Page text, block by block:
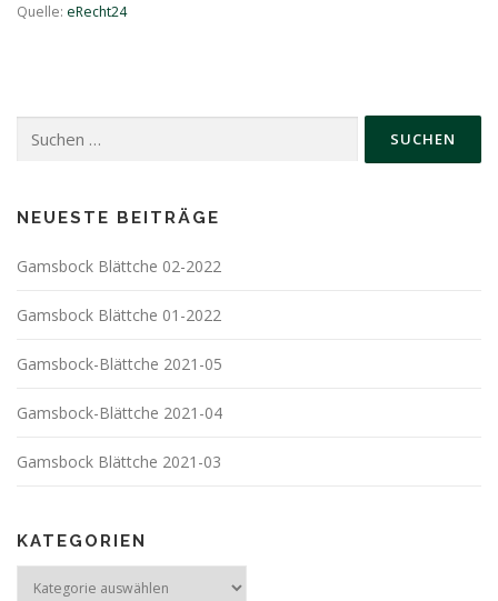
Quelle: eRecht24
nach:
NEUESTE BEITRÄGE
Gamsbock Blättche 02-2022
Gamsbock Blättche 01-2022
Gamsbock-Blättche 2021-05
Gamsbock-Blättche 2021-04
Gamsbock Blättche 2021-03
KATEGORIEN